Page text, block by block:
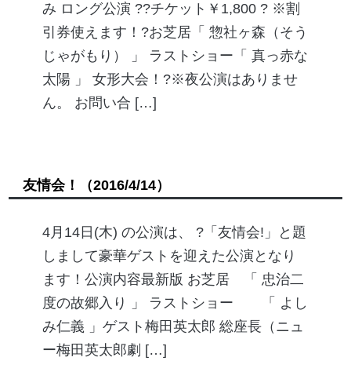
み ロング公演 ??チケット￥1,800 ? ※割
引券使えます！?お芝居「 惣社ヶ森（そう
じゃがもり） 」 ラストショー「 真っ赤な
太陽 」 女形大会！?※夜公演はありませ
ん。 お問い合 […]
友情会！ （2016/4/14）
4月14日(木) の公演は、 ?「友情会!」と題
しまして豪華ゲストを迎えた公演となり
ます！公演内容最新版 お芝居 「 忠治二
度の故郷入り 」 ラストショー 「 よし
み仁義 」ゲスト梅田英太郎 総座長（ニュ
ー梅田英太郎劇 […]